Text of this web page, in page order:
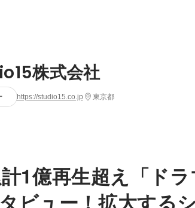
株式会社
https://studio15.co.jp 東京都
1億再生超え「ド
ビュー！拡大する